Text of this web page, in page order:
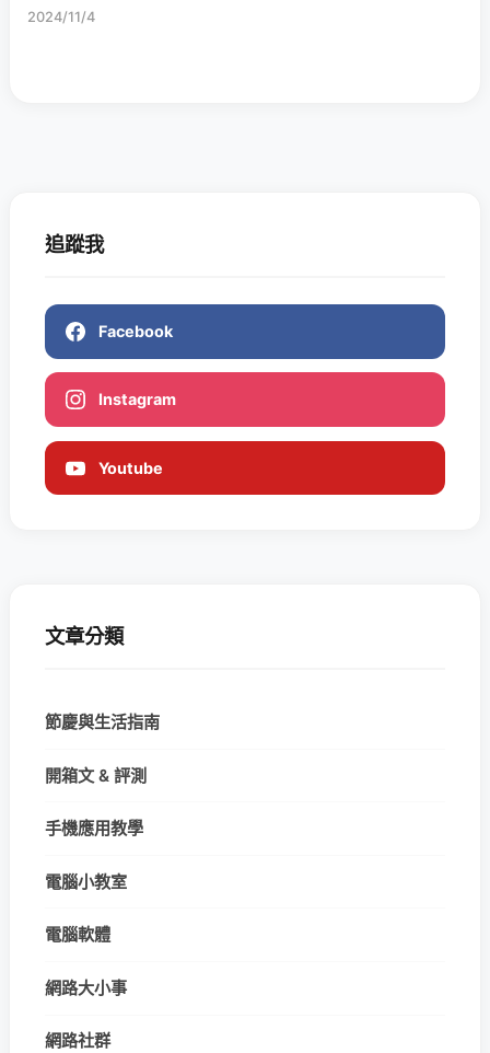
2024/11/4
追蹤我
Facebook
Instagram
Youtube
文章分類
節慶與生活指南
開箱文 & 評測
手機應用教學
電腦小教室
電腦軟體
網路大小事
網路社群